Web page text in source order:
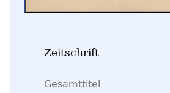
Zeitschrift
Gesamttitel